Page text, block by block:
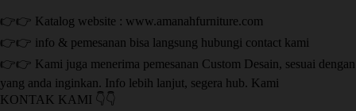
👉👉 Katalog website : www.amanahfurniture.com
👉👉 info & pemesanan bisa langsung hubungi contact kami
👉👉 Kami juga menerima pemesanan Custom Desain, sesuai dengan
yang anda inginkan. Info lebih lanjut, segera hub. Kami
KONTAK KAMI 👇👇